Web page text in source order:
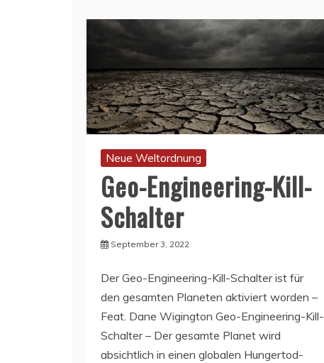
Neue Weltordnung
Geo-Engineering-Kill-
Schalter
September 3, 2022
Der Geo-Engineering-Kill-Schalter ist für
den gesamten Planeten aktiviert worden –
Feat. Dane Wigington Geo-Engineering-Kill-
Schalter – Der gesamte Planet wird
absichtlich in einen globalen Hungertod-